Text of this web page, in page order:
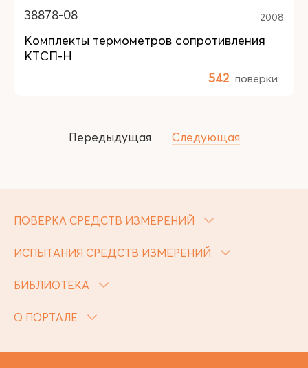
38878-08 2008
Комплекты термометров сопротивления
КТСП-Н
542 поверки
Передыдущая Следующая
ПОВЕРКА СРЕДСТВ ИЗМЕРЕНИЙ
ИСПЫТАНИЯ СРЕДСТВ ИЗМЕРЕНИЙ
БИБЛИОТЕКА
О ПОРТАЛЕ